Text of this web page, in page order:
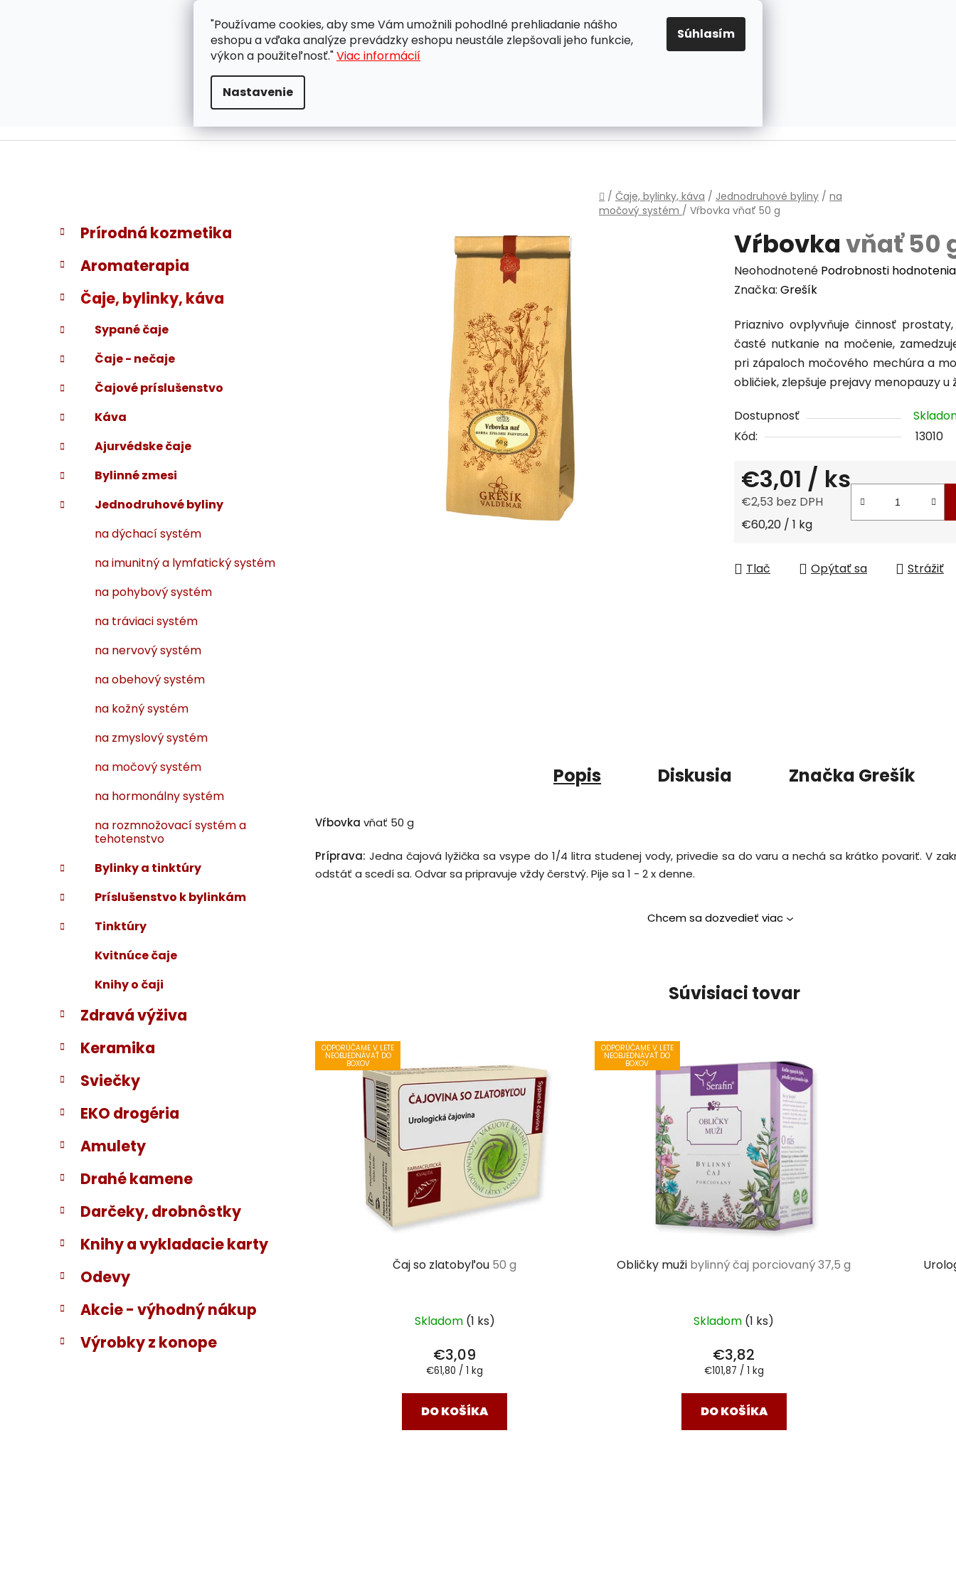
"Používame cookies, aby sme Vám umožnili pohodlné prehliadanie nášho
eshopu a vďaka analýze prevádzky eshopu neustále zlepšovali jeho funkcie,
výkon a použiteľnosť."Viac informácií
Nastavenie
Súhlasím
ZÁKAZNÍCKA PODPORA OBCHODNÉ PODMIENKY OCHRANA OSOBNÝCH ÚDAJOV PRAVIDLÁ PRE COOKIES
EUR
Domov
/ Čaje, bylinky, káva / Jednodruhové byliny / na
močový systém / Vŕbovka vňať 50 g
B
č
ý
a
n
l
Preskočiť
kategórie
K
a
t
e
ó
i
Prírodná kozmetika
Aromaterapia
Čaje, bylinky, káva
Sypané čaje
Čaje - nečaje
Čajové príslušenstvo
Káva
Ajurvédske čaje
Bylinné zmesi
Jednodruhové byliny
na dýchací systém
na imunitný a lymfatický systém
na pohybový systém
na tráviaci systém
na nervový systém
na obehový systém
na kožný systém
na zmyslový systém
na močový systém
na hormonálny systém
na rozmnožovací systém a
tehotenstvo
Bylinky a tinktúry
Príslušenstvo k bylinkám
Tinktúry
Kvitnúce čaje
Knihy o čaji
Zdravá výživa
Keramika
Sviečky
EKO drogéria
Amulety
Drahé kamene
Darčeky, drobnôstky
Knihy a vykladacie karty
Odevy
Akcie - výhodný nákup
Výrobky z konope
Vŕbovkavňať 50
Priemerné
hodnotenie
je
0,0
z
5
Neohodnotené Podrobnosti hodnotenia
Značka: Grešík
Priaznivo ovplyvňuje činnosť
časté nutkanie na močenie,
pri zápaloch močového mechúra a
obličiek, zlepšuje prejavy menopauzy u
Dostupnosť
Kód:
13010
€3,01 / ks
€2,53 bez DPH
Jednotková cena:
€60,20 / 1 kg
Tlač Opýtať sa Strážiť
Popis Diskusia Značka Grešík
Vŕbovka vňať 50 g
Príprava: Jedna čajová lyžička sa vsype do 1/4 litra studenej vody, privedie sa do varu a nechá sa krátko povariť. V
odstáť a scedí sa. Odvar sa pripravuje vždy čerstvý. Pije sa 1 - 2 x denne.
Chcem sa dozvedieť viac
Súvisiaci tovar
ODPORÚČAME V LETE
NEOBJEDNÁVAŤ DO
BOXOV
Čaj so zlatobyľou 50 g
Skladom (1 ks)
€3,09
Jednotková
€61,80 / 1 kg
DO KOŠÍKA
ODPORÚČAME V LETE
NEOBJEDNÁVAŤ DO
BOXOV
Obličky muži bylinný čaj porciovaný 37,5 g
Skladom (1 ks)
€3,82
Jednotková
€101,87 / 1 kg
DO KOŠÍKA